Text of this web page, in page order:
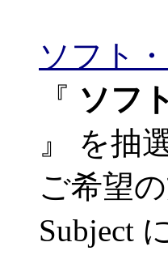
ソフト
『 ソフ
』 を抽
ご希望
Subject